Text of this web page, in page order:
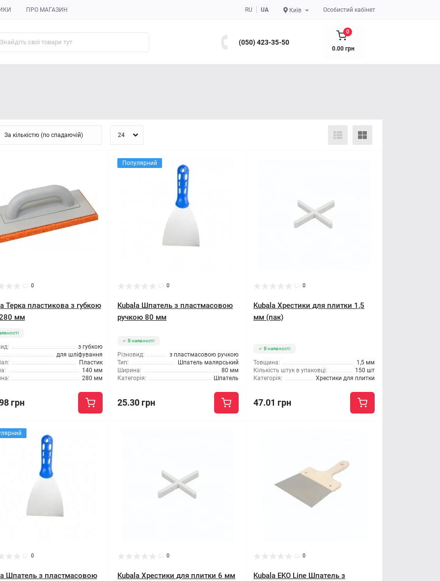
ПРО МАГАЗИН RU UA Київ Особистий кабінет
(050) 423-35-50
0
0.00 грн
0
Терка пластикова з губкою
мм
з губкою
для шліфування
Пластик
140 мм
280 мм
грн
Популярний
0
Kubala Шпатель з пластмасовою
ручкою 80 мм
В наявності
Різновид:
з пластмасовою ручкою
Тип:
Шпатель малярський
Ширина:
80 мм
Категорія:
Шпатель
25.30 грн
0
Kubala Хрестики для плитки 1,5
мм (пак)
В наявності
Товщина:
1,5 мм
Кількість штук в упаковці:
150 шт
Категорія:
Хрестики для плитки
47.01 грн
0
Шпатель з пластмасовою
0
Kubala Хрестики для плитки 6 мм
0
Kubala EKO Line Шпатель з